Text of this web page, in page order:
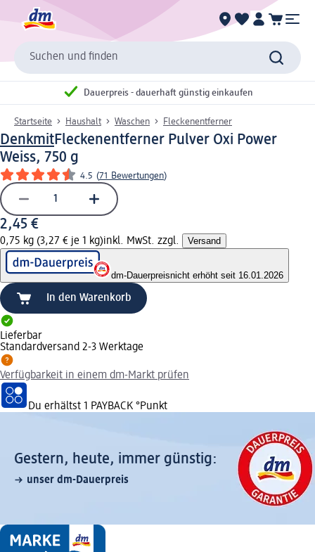
Suchen und finden
Dauerpreis - dauerhaft günstig einkaufen
Startseite Haushalt Waschen Fleckenentferner
DenkmitFleckenentferner Pulver Oxi Power
Weiss, 750 g
4.5 (71 Bewertungen)
2,45 €
0,75 kg (3,27 € je 1 kg)inkl. MwSt. zzgl. Versand
dm-Dauerpreisnicht erhöht seit 16.01.2026
In den Warenkorb
Lieferbar
Standardversand 2-3 Werktage
Verfügbarkeit in einem dm-Markt prüfen
Du erhältst 1 PAYBACK °Punkt
Gestern, heute, immer günstig:
unser dm-Dauerpreis